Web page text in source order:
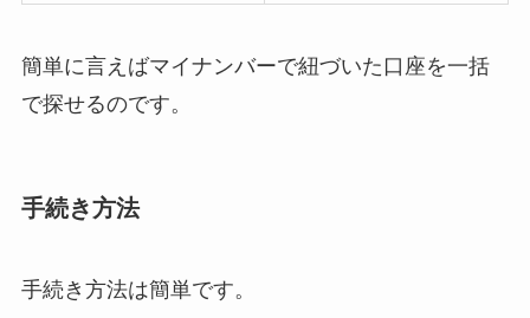
簡単に言えばマイナンバーで紐づいた口座を一括
で探せるのです。
手続き方法
手続き方法は簡単です。